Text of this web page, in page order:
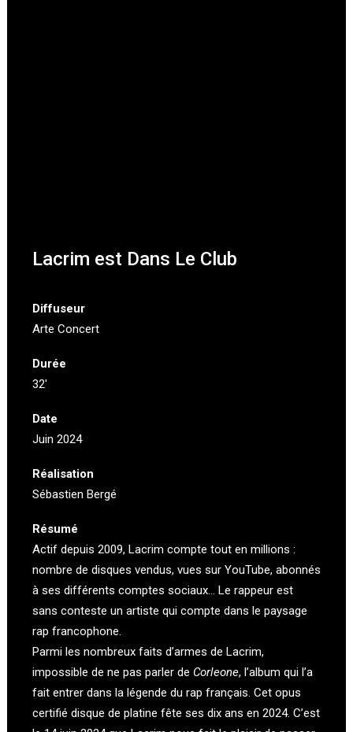
Lacrim est Dans Le Club
Diffuseur
Arte Concert
Durée
32′
Date
Juin 2024
Réalisation
Sébastien Bergé
Résumé
Actif depuis 2009, Lacrim compte tout en millions :
nombre de disques vendus, vues sur YouTube, abonnés
à ses différents comptes sociaux… Le rappeur est
sans conteste un artiste qui compte dans le paysage
rap francophone.
Parmi les nombreux faits d’armes de Lacrim,
impossible de ne pas parler de Corleone, l’album qui l’a
fait entrer dans la légende du rap français. Cet opus
certifié disque de platine fête ses dix ans en 2024. C’est